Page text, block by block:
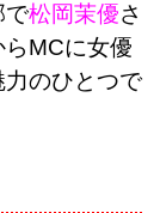
で松岡茉優さ
MCに女優
のひとつで